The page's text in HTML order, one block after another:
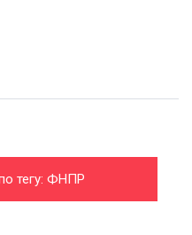
тегу: ФНПР